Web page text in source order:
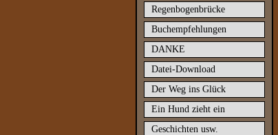
Regenbogenbrücke
Buchempfehlungen
DANKE
Datei-Download
Der Weg ins Glück
Ein Hund zieht ein
Geschichten usw.